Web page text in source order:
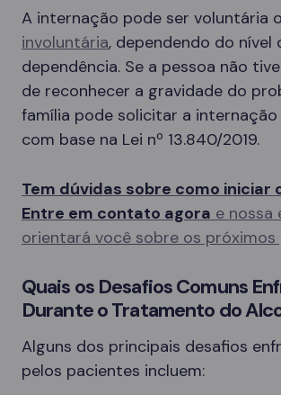
A internação pode ser voluntária
involuntária, dependendo do nível
dependência. Se a pessoa não
de reconhecer a gravidade do
família pode solicitar a
com base na Lei nº 13.840/2019.
Tem dúvidas sobre como iniciar
Entre em contato agora e nossa
orientará você sobre os próximos
Quais os Desafios Comuns
Durante o Tratamento do
Alguns dos principais desafios
pelos pacientes incluem: